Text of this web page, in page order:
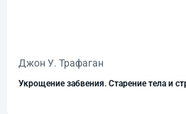
Джон У. Трафаган
Укрощение забвения. Старение тела и